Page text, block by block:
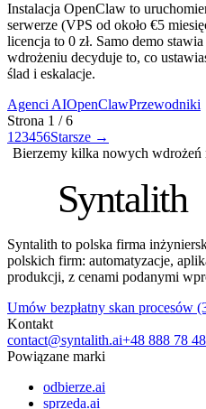
Instalacja OpenClaw to
serwerze (VPS od około €5
licencja to 0 zł. Samo demo
wdrożeniu decyduje to, co
ślad i eskalacje.
Agenci AIOpenClawPrzewodniki
Strona 1 /6
1 23456Starsze →
Bierzemy kilka nowych wdrożeń
Syntalith
Syntalith to polska firma
polskich firm: automatyzacje,
produkcji, z cenami podanymi
Umów bezpłatny skan procesów
Kontakt
contact@syntalith.ai+48 888 78
Powiązane marki
odbierze.ai
sprzeda.ai